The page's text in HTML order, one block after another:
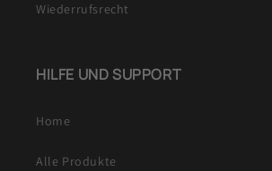
Wiederrufsrecht
HILFE UND SUPPORT
Home
Alle Produkte